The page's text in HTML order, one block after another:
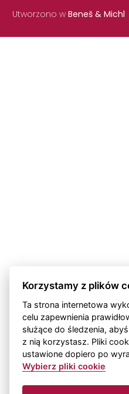
Utworzono w Beneš & Michl
Korzystamy z plików
Ta strona internetowa
celu zapewnienia
służące do śledzenia,
z nią korzystasz. Pliki
ustawione dopiero po
Wybierz pliki cookie